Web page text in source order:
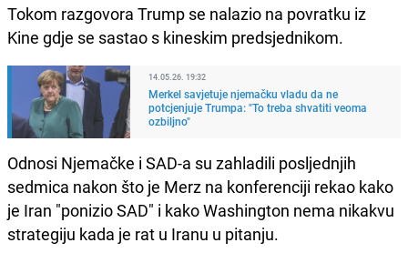
Tokom razgovora Trump se nalazio na povratku iz
Kine gdje se sastao s kineskim predsjednikom.
14.05.26. 19:32
Merkel savjetuje njemačku vladu da ne
potcjenjuje Trumpa: "To treba shvatiti veoma
ozbiljno"
Odnosi Njemačke i SAD-a su zahladili posljednjih
sedmica nakon što je Merz na konferenciji rekao kako
je Iran "ponizio SAD" i kako Washington nema nikakvu
strategiju kada je rat u Iranu u pitanju.